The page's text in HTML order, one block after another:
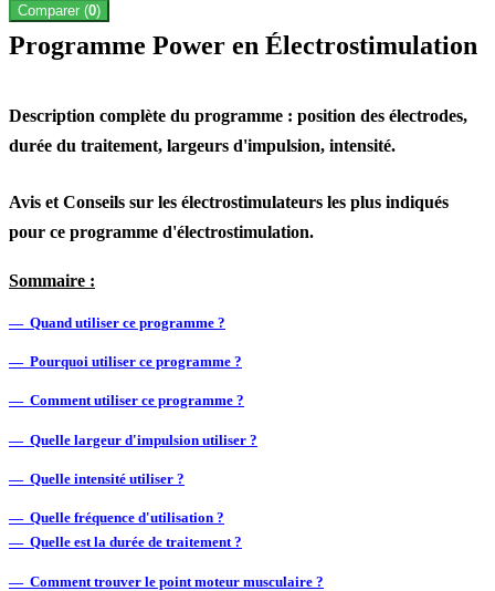
Comparer (0)
Programme Power en Électrostimulation
Description complète du programme : position des électrodes,
durée du traitement, largeurs d'impulsion, intensité.
Avis et Conseils sur les électrostimulateurs les plus indiqués
pour ce programme d'électrostimulation.
Sommaire :
— Quand utiliser ce programme ?
— Pourquoi utiliser ce programme ?
— Comment utiliser ce programme ?
— Quelle largeur d'impulsion utiliser ?
— Quelle intensité utiliser ?
— Quelle fréquence d'utilisation ?
— Quelle est la durée de traitement ?
— Comment trouver le point moteur musculaire ?